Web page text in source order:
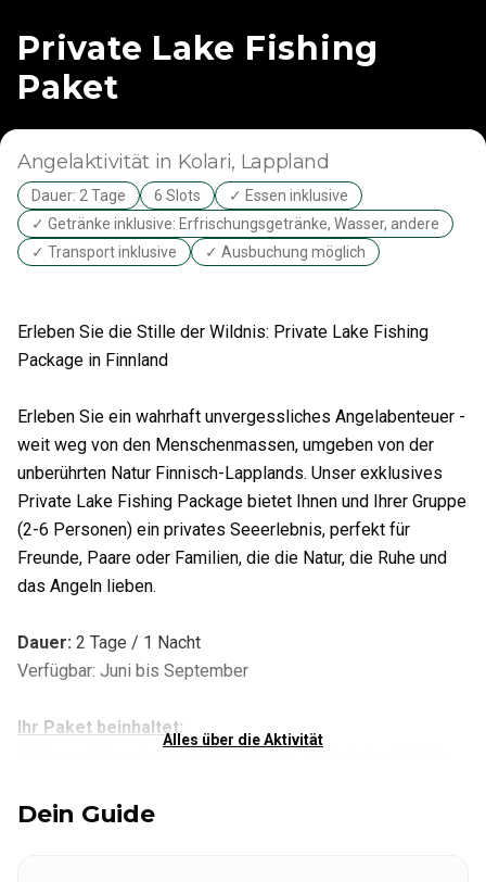
Private Lake Fishing
Paket
Angelaktivität in Kolari, Lappland
Dauer: 2 Tage 6 Slots
✓ Essen inklusive
✓ Getränke inklusive: Erfrischungsgetränke, Wasser, andere
✓ Transport inklusive
✓ Ausbuchung möglich
Erleben Sie die Stille der Wildnis: Private Lake Fishing
Package in Finnland
Erleben Sie ein wahrhaft unvergessliches Angelabenteuer -
weit weg von den Menschenmassen, umgeben von der
unberührten Natur Finnisch-Lapplands. Unser exklusives
Private Lake Fishing Package bietet Ihnen und Ihrer Gruppe
(2-6 Personen) ein privates Seeerlebnis, perfekt für
Freunde, Paare oder Familien, die die Natur, die Ruhe und
das Angeln lieben.
Dauer: 2 Tage / 1 Nacht
Verfügbar: Juni bis September
Ihr Paket beinhaltet:
Alles über die Aktivität
Dein Guide